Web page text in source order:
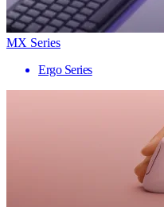
MX Series
Ergo Series